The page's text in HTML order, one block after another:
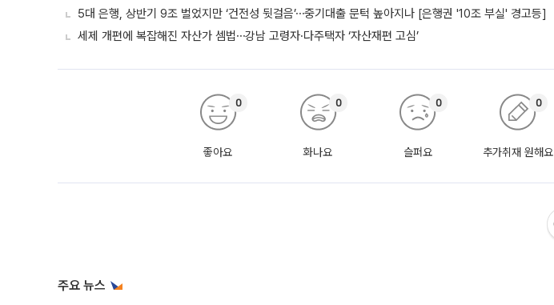
5대 은행, 상반기 9조 벌었지만 ‘건전성 뒷걸음’⋯중기대출 문턱 높아지나 [은행권 '10조 부실' 경고등]
세제 개편에 복잡해진 자산가 셈법⋯강남 고령자·다주택자 ‘자산재편 고심’
좋아요
0
화나요
0
슬퍼요
0
추가취재 원해요
0
주요 뉴스